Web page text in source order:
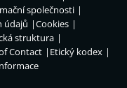
společnosti
údajů
Cookies
struktura
Contact
Etický kodex